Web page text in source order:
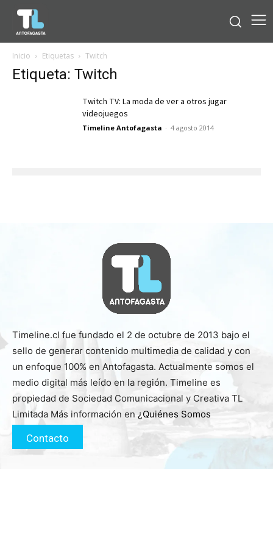
Inicio Etiquetas Twitch
Etiqueta: Twitch
Twitch TV: La moda de ver a otros jugar
videojuegos
Timeline Antofagasta - 4 agosto 2014
Timeline.cl fue fundado el 2 de octubre de 2013 bajo el
sello de generar contenido multimedia de calidad y con
un enfoque 100% en Antofagasta. Actualmente somos el
medio digital más leído en la región. Timeline es
propiedad de Sociedad Comunicacional y Creativa TL
Limitada Más información en ¿Quiénes Somos
Contacto